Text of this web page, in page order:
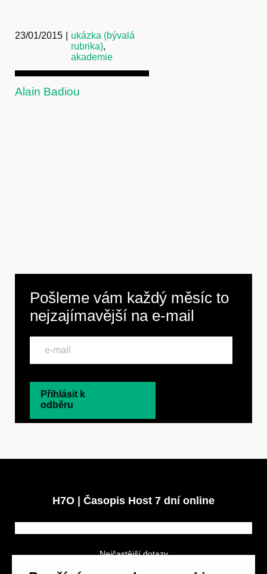
23/01/2015
ukázka (bývalá
rubrika),
akademie
Alain Badiou
Pošleme vám každý měsíc to
nejzajímavější na e-mail
Přihlásit k
odběru
H7O | Časopis Host 7 dní online
Nejčastější dotazy